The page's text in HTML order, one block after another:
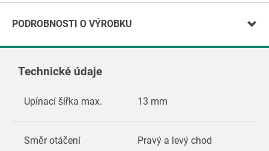
PODROBNOSTI O VÝROBKU
Technické údaje
Upínací šířka max. 13 mm
Směr otáčení Pravý a levý chod